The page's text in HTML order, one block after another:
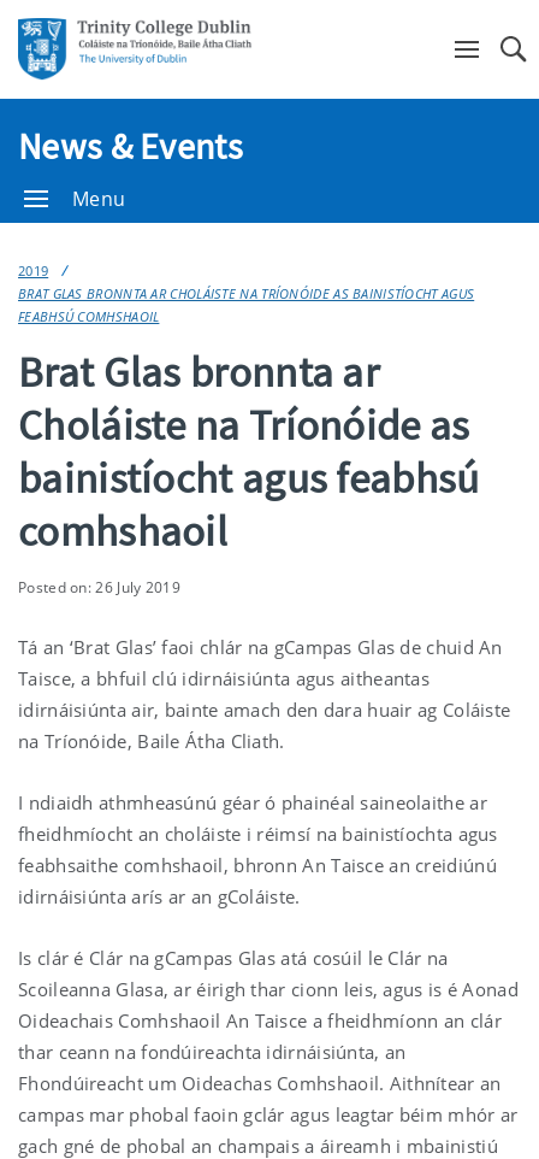
News & Events
Menu
2019
BRAT GLAS BRONNTA AR CHOLÁISTE NA TRÍONÓIDE AS BAINISTÍOCHT AGUS
FEABHSÚ COMHSHAOIL
Brat Glas bronnta ar
Choláiste na Tríonóide as
bainistíocht agus feabhsú
comhshaoil
Posted on: 26 July 2019
Tá an ‘Brat Glas’ faoi chlár na gCampas Glas de chuid An
Taisce, a bhfuil clú idirnáisiúnta agus aitheantas
idirnáisiúnta air, bainte amach den dara huair ag Coláiste
na Tríonóide, Baile Átha Cliath.
I ndiaidh athmheasúnú géar ó phainéal saineolaithe ar
fheidhmíocht an choláiste i réimsí na bainistíochta agus
feabhsaithe comhshaoil, bhronn An Taisce an creidiúnú
idirnáisiúnta arís ar an gColáiste.
Is clár é Clár na gCampas Glas atá cosúil le Clár na
Scoileanna Glasa, ar éirigh thar cionn leis, agus is é Aonad
Oideachais Comhshaoil An Taisce a fheidhmíonn an clár
thar ceann na fondúireachta idirnáisiúnta, an
Fhondúireacht um Oideachas Comhshaoil. Aithnítear an
campas mar phobal faoin gclár agus leagtar béim mhór ar
gach gné de phobal an champais a áireamh i mbainistiú